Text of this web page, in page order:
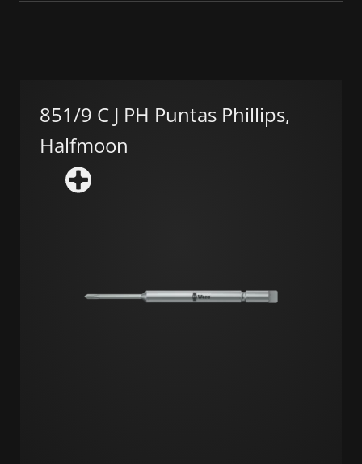
851/9 C J PH Puntas Phillips,
Halfmoon